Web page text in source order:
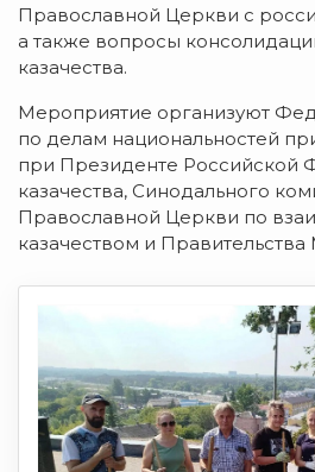
Православной Церкви с
а также вопросы
казачества.
Мероприятие организуют
по делам национальностей
при Президенте Российской
казачества, Синодального
Православной Церкви по
казачеством и